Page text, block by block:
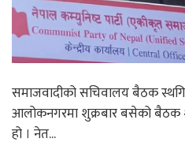
समाजवादीको सचिवालय बैठक
आलोकनगरमा शुक्रबार बसेको बैठक
हो । नेत...